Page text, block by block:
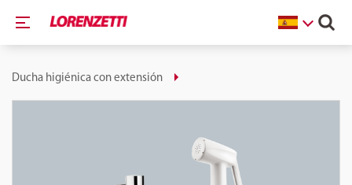
Ducha higiénica con extensión